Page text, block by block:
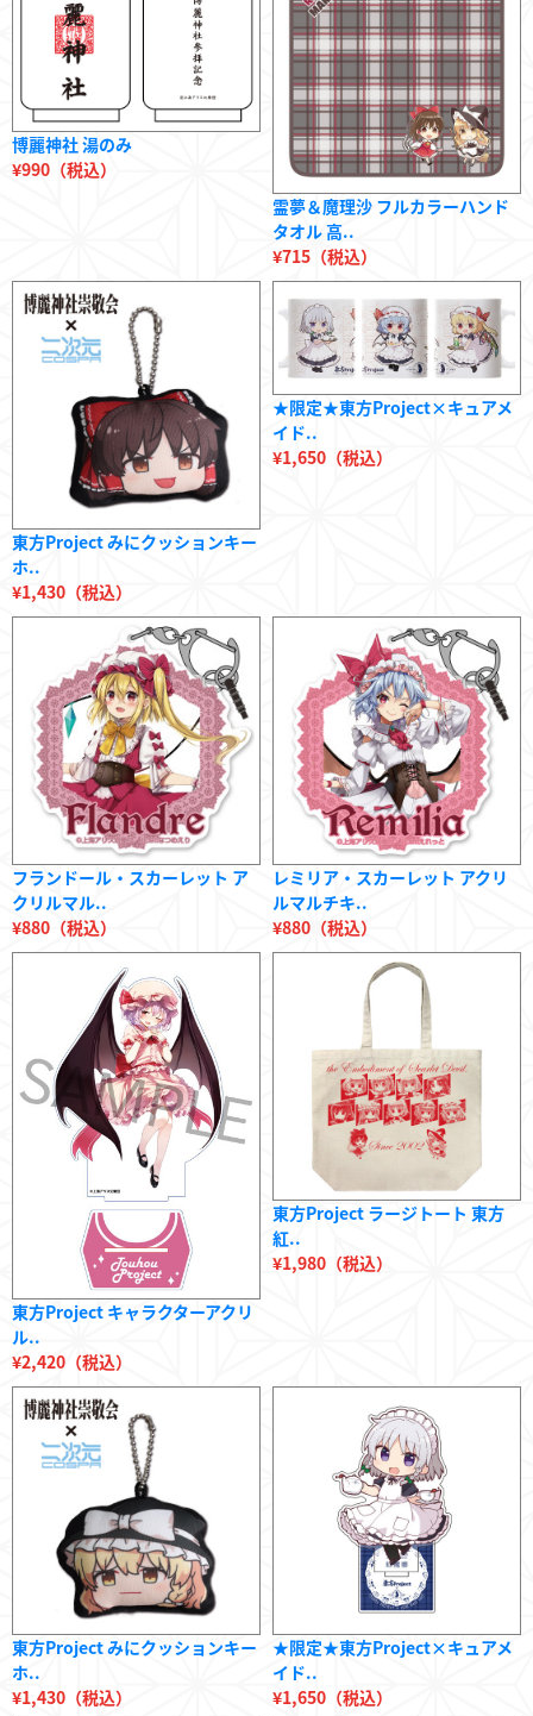
博麗神社 湯のみ
¥990（税込）
霊夢＆魔理沙 フルカラーハンド
タオル 高..
¥715（税込）
東方Project みにクッションキー
ホ..
¥1,430（税込）
★限定★東方Project×キュアメ
イド..
¥1,650（税込）
フランドール・スカーレット ア
クリルマル..
¥880（税込）
レミリア・スカーレット アクリ
ルマルチキ..
¥880（税込）
東方Project キャラクターアクリ
ル..
¥2,420（税込）
東方Project ラージトート 東方
紅..
¥1,980（税込）
東方Project みにクッションキー
ホ..
¥1,430（税込）
★限定★東方Project×キュアメ
イド..
¥1,650（税込）